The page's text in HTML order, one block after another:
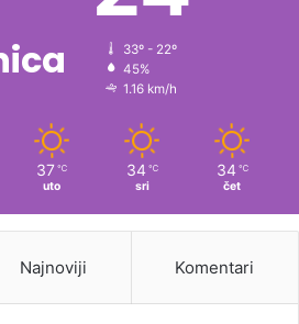
33º - 22º
45%
1.16 km/h
37 ℃
uto
34 ℃
sri
34 ℃
čet
Najnoviji Komentari